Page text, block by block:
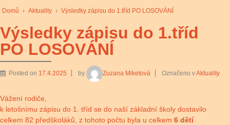
Domů › Aktuality › Výsledky zápisu do 1.tříd PO LOSOVÁNÍ
Výsledky zápisu do 1.tříd
PO LOSOVÁNÍ
Posted on 17.4.2025 by Zuzana Miketová Označeno vAktuality
Vážení rodiče,
k letošnímu zápisu do 1. tříd se do naší základní školy dostavilo
celkem 82 předškoláků, z tohoto počtu byla u celkem 6 dětí